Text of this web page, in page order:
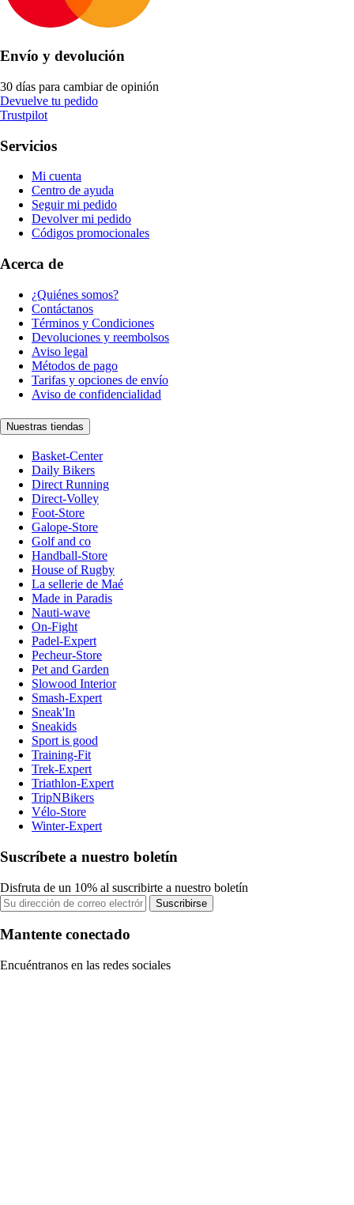
Envío y devolución
30 días para cambiar de opinión
Devuelve tu pedido
Trustpilot
Servicios
Mi cuenta
Centro de ayuda
Seguir mi pedido
Devolver mi pedido
Códigos promocionales
Acerca de
¿Quiénes somos?
Contáctanos
Términos y Condiciones
Devoluciones y reembolsos
Aviso legal
Métodos de pago
Tarifas y opciones de envío
Aviso de confidencialidad
Nuestras tiendas
Basket-Center
Daily Bikers
Direct Running
Direct-Volley
Foot-Store
Galope-Store
Golf and co
Handball-Store
House of Rugby
La sellerie de Maé
Made in Paradis
Nauti-wave
On-Fight
Padel-Expert
Pecheur-Store
Pet and Garden
Slowood Interior
Smash-Expert
Sneak'In
Sneakids
Sport is good
Training-Fit
Trek-Expert
Triathlon-Expert
TripNBikers
Vélo-Store
Winter-Expert
Suscríbete a nuestro boletín
Disfruta de un 10% al suscribirte a nuestro boletín
Suscribirse
Mantente conectado
Encuéntranos en las redes sociales